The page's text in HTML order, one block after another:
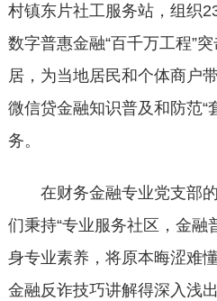
村镇东片社工服务站，组织
数字普惠金融“百千万工程”
居，为当地居民和个体商户
微信贷金融知识普及和防范“
务。
在财务金融专业党支部
们秉持“专业服务社区，金融
身专业素养，将原本晦涩难
金融反诈技巧讲解得深入浅